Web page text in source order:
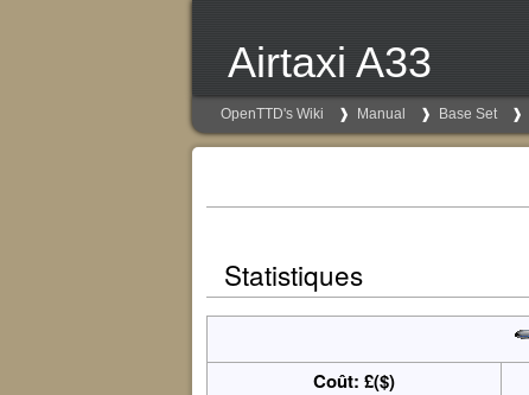
Airtaxi A33
OpenTTD's Wiki Manual Base Set
Statistiques
Coût: £($)